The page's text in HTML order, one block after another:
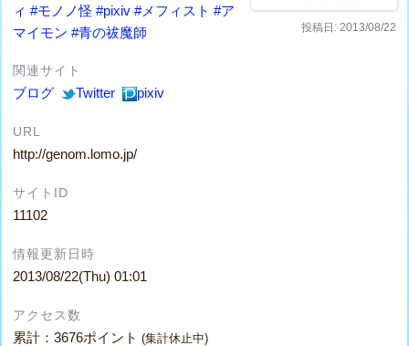
投稿日: 2013/08/22
ィ #モノノ怪 #pixiv #メフィスト #ア
マイモン #青の祓魔師
関連サイト
ブログ Twitter pixiv
URL
http://genom.lomo.jp/
サイトID
11102
情報更新日時
2013/08/22(Thu) 01:01
アクセス数
累計：3676ポイント(集計休止中)